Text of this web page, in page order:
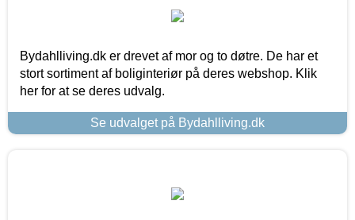
Bydahlliving.dk er drevet af mor og to døtre. De har et
stort sortiment af boliginteriør på deres webshop. Klik
her for at se deres udvalg.
Se udvalget på Bydahlliving.dk